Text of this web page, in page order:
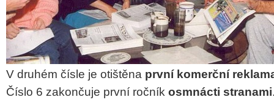
V druhém čísle je otištěna první komerční
Číslo 6 zakončuje první ročník osmnácti stranami